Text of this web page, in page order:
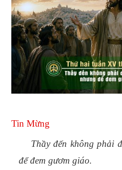
Tin Mừng
Thầy đến không phải
để đem gươm giáo.